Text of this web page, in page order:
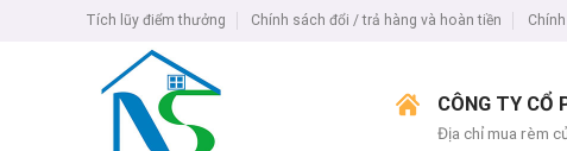
Tích lũy điểm thưởng Chính sách đổi / trả hàng và hoàn tiền
CÔNG TY CỔ
Địa chỉ mua rèm